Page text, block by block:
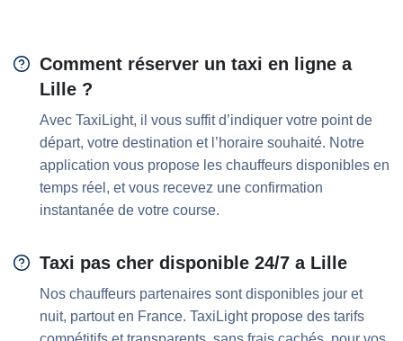
Comment réserver un taxi en ligne a
Lille ?
Avec TaxiLight, il vous suffit d’indiquer votre point de
départ, votre destination et l’horaire souhaité. Notre
application vous propose les chauffeurs disponibles en
temps réel, et vous recevez une confirmation
instantanée de votre course.
Taxi pas cher disponible 24/7 a Lille
Nos chauffeurs partenaires sont disponibles jour et
nuit, partout en France. TaxiLight propose des tarifs